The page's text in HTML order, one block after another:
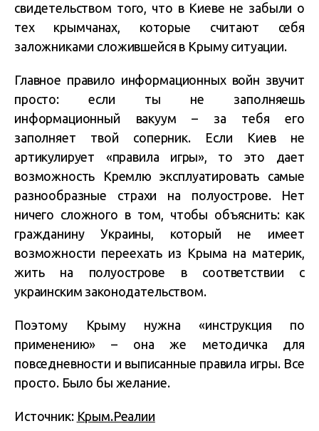
свидетельством того, что в Киеве не забыли о
тех крымчанах, которые считают себя
заложниками сложившейся в Крыму ситуации.
Главное правило информационных войн звучит
просто: если ты не заполняешь
информационный вакуум – за тебя его
заполняет твой соперник. Если Киев не
артикулирует «правила игры», то это дает
возможность Кремлю эксплуатировать самые
разнообразные страхи на полуострове. Нет
ничего сложного в том, чтобы объяснить: как
гражданину Украины, который не имеет
возможности переехать из Крыма на материк,
жить на полуострове в соответствии с
украинским законодательством.
Поэтому Крыму нужна «инструкция по
применению» – она же методичка для
повседневности и выписанные правила игры. Все
просто. Было бы желание.
Источник: Крым.Реалии